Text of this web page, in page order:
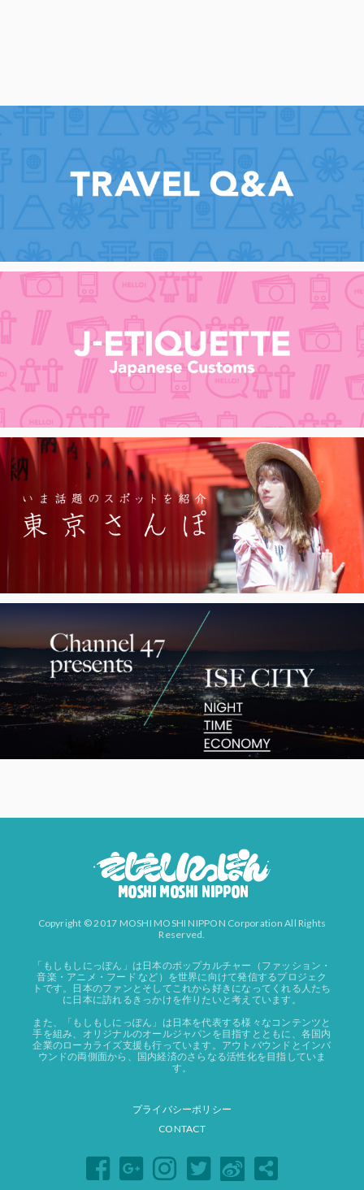
Copyright © 2017 MOSHI MOSHI NIPPON Corporation All Rights
Reserved.
「もしもしにっぽん」は日本のポップカルチャー（ファッション・
音楽・アニメ・フード など）を世界に向けて発信するプロジェク
トです。日本のファンとそしてこれから好きになってくれる人たち
に日本に訪れるきっかけを作りたいと考えています。
また、「もしもしにっぽん」は日本を代表する様々なコンテンツと
手を組み、オリジナルのオールジャパンを目指すとともに、各国内
企業のローカライズ支援も行っています。アウトバウンドとインバ
ウンドの両側面から、国内経済のさらなる活性化を目指していま
す。
プライバシーポリシー
CONTACT